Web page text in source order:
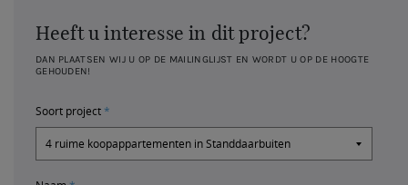
Heeft u interesse in dit project?
DAN PLAATSEN WIJ U OP DE MAILINGLIJST EN WORDT U OP DE HOOGTE
GEHOUDEN!
Soort project